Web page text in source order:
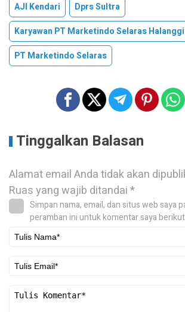
AJI Kendari
Dprs Sultra
Karyawan PT Marketindo Selaras
PT Marketindo Selaras
Tinggalkan Balasan
Alamat email Anda tidak akan
Ruas yang wajib ditandai*
Simpan nama, email, dan situs web saya
peramban ini untuk komentar saya